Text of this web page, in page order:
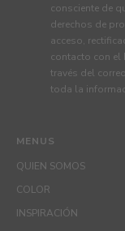
MENUS
QUIEN SOMOS
COLOR
INSPIRACIÓN
consciente de
derechos de
acceso,
contacto con el
través del
toda la